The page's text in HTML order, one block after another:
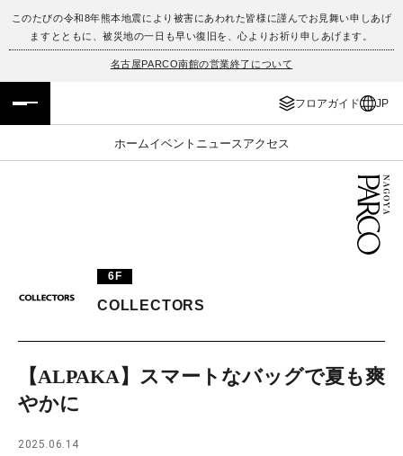
このたびの令和8年熊本地震により被害にあわれた皆様に謹んでお見舞い申しあげ
ますとともに、被災地の一日も早い復旧を、心よりお祈り申しあげます。
名古屋PARCO南館の営業終了について
フロアガイド JP
ホームイベント ニュース アクセス
フロアガイド
イベント・ポップアップ
TAX FREE
JP
ENGLISH
6F
COLLECTORS
【ALPAKA】スマートなバッグで夏も爽
やかに
2025.06.14